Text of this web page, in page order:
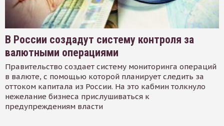
В России создадут систему контроля за
валютными операциями
Правительство создает систему мониторинга операций
в валюте, с помощью которой планирует следить за
оттоком капитала из России. На это кабмин толкнуло
нежелание бизнеса прислушиваться к
предупреждениям власти